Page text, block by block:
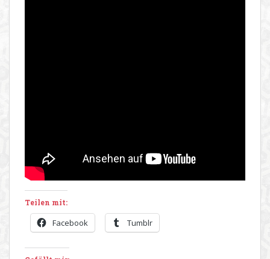
Teilen mit:
Facebook Tumblr